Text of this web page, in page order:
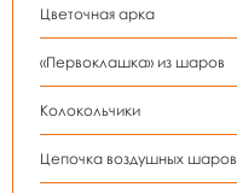
Цветочная арка
«Первоклашка» из шаров
Колокольчики
Цепочка воздушных шаров